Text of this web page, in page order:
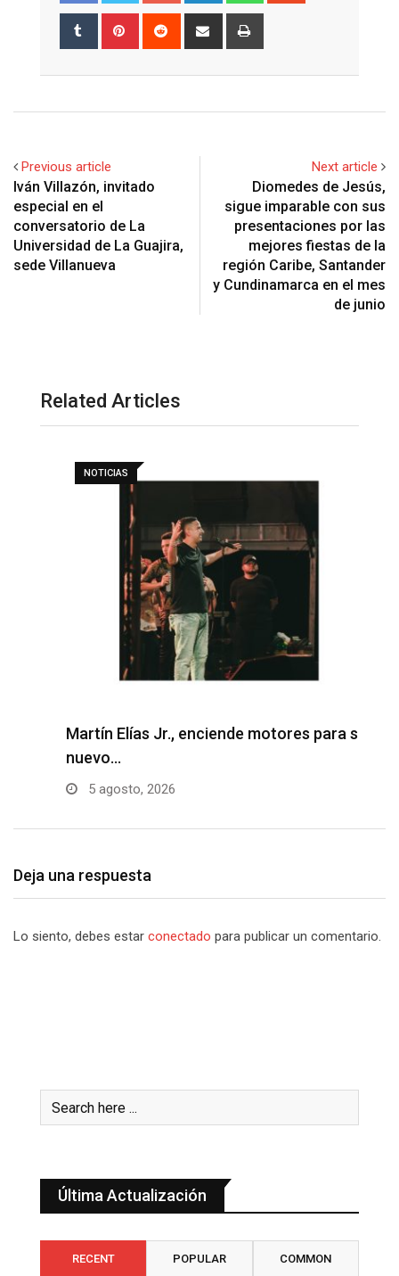
Tumblr Pinterest Reddit
Share
Previous article
Iván Villazón, invitado
especial en el
conversatorio de La
Universidad de La Guajira,
sede Villanueva
Next article
Diomedes de Jesús,
sigue imparable con sus
presentaciones por las
mejores fiestas de la
región Caribe, Santander
y Cundinamarca en el mes
de junio
Related Articles
NOTICIAS
Martín Elías Jr., enciende motores para su
nuevo…
5 agosto, 2026
Deja una respuesta
Lo siento, debes estar conectado para publicar un comentario.
Última Actualización
RECENT POPULAR COMMON